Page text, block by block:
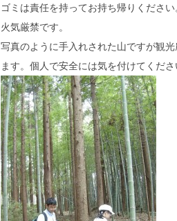
ゴミは責任を持ってお持ち帰りください
火気厳禁です。
写真のように手入れされた山ですが観
ます。個人で安全には気を付けてくださ